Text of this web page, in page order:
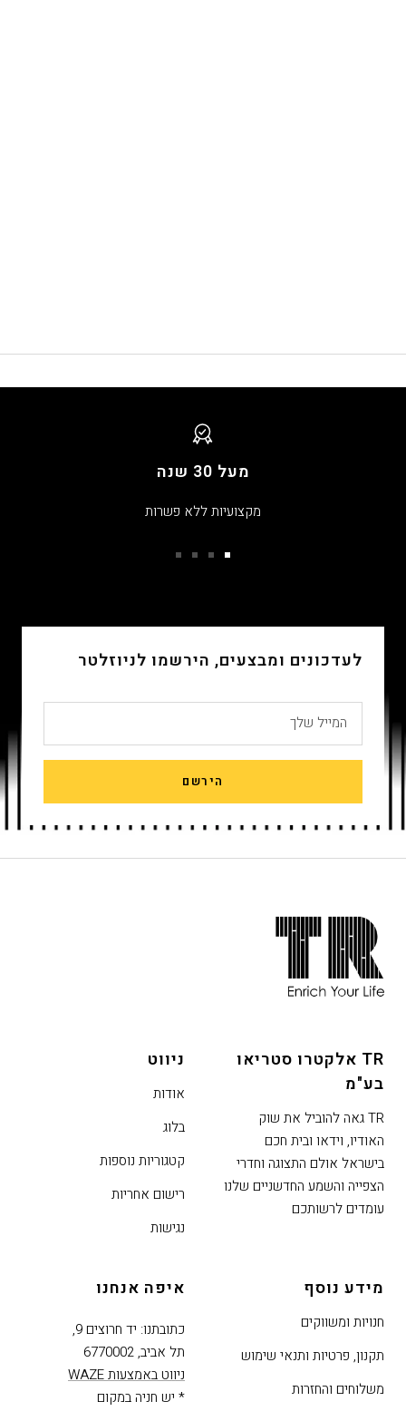
מעל 30 שנה
מקצועיות ללא פשרות
לעדכונים ומבצעים, הירשמו לניוזלטר
המייל שלך
הירשם
האתר,
באפשרותך
ללחוץ
לדלג
לאזור
הבא
TR אלקטרו סטריאו
בע"מ
TR גאה להוביל את שוק
האודיו, וידאו ובית חכם
בישראל אולם התצוגה וחדרי
הצפייה והשמע החדשניים שלנו
עומדים לרשותכם
ניווט
אודות
בלוג
קטגוריות נוספות
רישום אחריות
נגישות
מידע נוסף
חנויות ומשווקים
תקנון, פרטיות ותנאי שימוש
משלוחים והחזרות
איפה אנחנו
כתובתנו: יד חרוצים 9,
תל אביב, 6770002
ניווט באמצעות WAZE
* יש חניה במקום